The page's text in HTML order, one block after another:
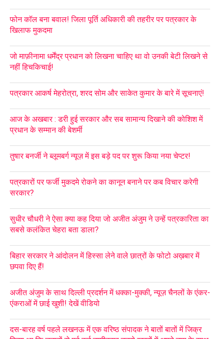
फोन कॉल बना बवाल! जिला पूर्ति अधिकारी की तहरीर पर पत्रकार के
खिलाफ मुकदमा
जो माफ़ीनामा धर्मेंद्र प्रधान को लिखना चाहिए था वो उनकी बेटी लिखने से
नहीं हिचकिचाई!
पत्रकार आकर्ष मेहरोत्रा, शरद सोम और साकेत कुमार के बारे में सूचनाएं!
आज के अखबार : डरी हुई सरकार और सब सामान्य दिखाने की कोशिश में
प्रधान के सम्मान की बेशर्मी
तुषार बनर्जी ने ब्लूमबर्ग न्यूज़ में इस बड़े पद पर शुरू किया नया चेप्टर!
पत्रकारों पर फर्जी मुकदमे रोकने का कानून बनाने पर कब विचार करेगी
सरकार?
सुधीर चौधरी ने ऐसा क्या कह दिया जो अजीत अंजुम ने उन्हें पत्रकारिता का
सबसे कलंकित चेहरा बता डाला?
बिहार सरकार ने आंदोलन में हिस्सा लेने वाले छात्रों के फोटो अख़बार में
छपवा दिए हैं!
अजीत अंजुम के साथ दिल्ली प्रदर्शन में धक्का-मुक्की, न्यूज़ चैनलों के एंकर-
एंकराओं में छाई खुशी! देखें वीडियो
दस-बारह वर्ष पहले लखनऊ में एक वरिष्ठ संपादक ने बातों बातों में जिक्र